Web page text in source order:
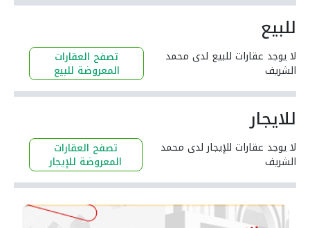
للبيع
لا يوجد عقارات للبيع لدى محمد
الشريف
تصفح العقارات
المعروضة للبيع
للايجار
لا يوجد عقارات للإيجار لدى محمد
الشريف
تصفح العقارات
المعروضة للإيجار